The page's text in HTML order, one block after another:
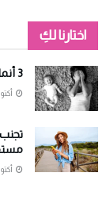
اختارنا لكِ
3 أنماط لاكتئاب ما بعد الولادة .. تعرفي عليها
أكتوبر 12,
أكتوبر 12,